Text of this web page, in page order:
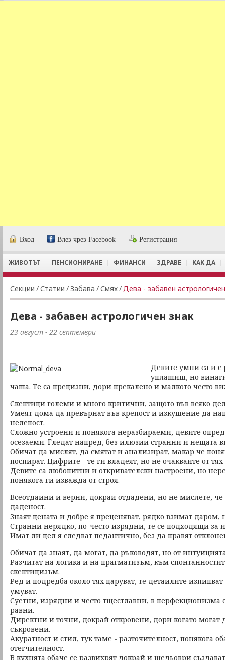
Вход Влез чрез Facebook Регистрация
ЖИВОТЪТ ПЕНСИОНИРАНЕ ФИНАНСИ ЗДРАВЕ КАК ДА
Секции /Статии / Забава /Смях/Дева - забавен
Дева - забавен астрологичен знак
23 август - 22 септември
Девите умни са и с
уплашиш, но
чаша. Те са прецизни, дори прекалено и малкото често
Скептици големи и много критични, защото във всяко
Умеят дома да превърнат във крепост и изкушение да
нелепост.
Сложно устроени и понякога неразбираеми, девите
осезаеми. Гледат напред, без илюзии странни и нещата
Обичат да мислят, да смятат и анализират, макар че
поспират. Цифрите - те ги владеят, но не очаквайте от
Девите са любопитни и откривателски настроени, но
понякога ги изважда от строя.
Всеотдайни и верни, докрай отдадени, но не мислете,
даденост.
Знаят цената и добре я преценяват, рядко взимат даром,
Странни нерядко, по-често изрядни, те се подходящи за
Имат ли цел я следват педантично, без да правят
Обичат да знаят, да могат, да ръководят, но от
Разчитат на логика и на прагматизъм, към
скептицизъм.
Ред и подредба около тях царуват, те детайлите
умуват.
Суетни, изрядни и често тщестлавни, в перфекционизма
равни.
Директни и точни, докрай откровени, дори когато могат
съкровени.
Акуратност и стил, тук таме - разточителност, понякога
отегчителност.
В кухнята обаче се развихрят докрай и шедьоври